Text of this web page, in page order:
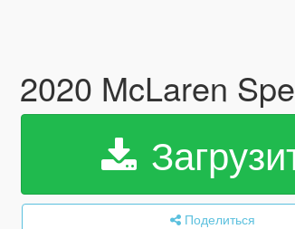
2020 McLaren
Поделиться